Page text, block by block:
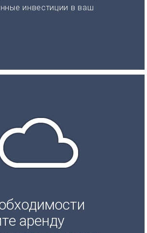
инвестиции в ваш
аренду